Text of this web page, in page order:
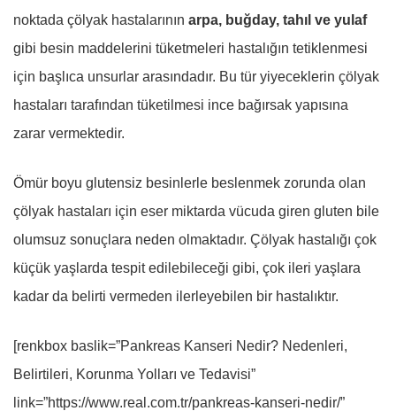
noktada çölyak hastalarının arpa, buğday, tahıl ve yulaf
gibi besin maddelerini tüketmeleri hastalığın tetiklenmesi
için başlıca unsurlar arasındadır. Bu tür yiyeceklerin çölyak
hastaları tarafından tüketilmesi ince bağırsak yapısına
zarar vermektedir.
Ömür boyu glutensiz besinlerle beslenmek zorunda olan
çölyak hastaları için eser miktarda vücuda giren gluten bile
olumsuz sonuçlara neden olmaktadır. Çölyak hastalığı çok
küçük yaşlarda tespit edilebileceği gibi, çok ileri yaşlara
kadar da belirti vermeden ilerleyebilen bir hastalıktır.
[renkbox baslik=”Pankreas Kanseri Nedir? Nedenleri,
Belirtileri, Korunma Yolları ve Tedavisi”
link=”https://www.real.com.tr/pankreas-kanseri-nedir/”